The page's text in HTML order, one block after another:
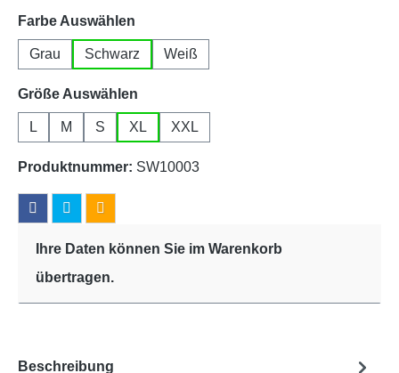
Farbe Auswählen
Grau Schwarz Weiß
Größe Auswählen
L M S XL XXL
Produktnummer: SW10003
Ihre Daten können Sie im Warenkorb
übertragen.
Beschreibung